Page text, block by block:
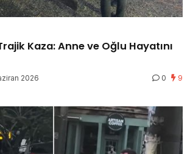
Kaza: Anne ve Oğlu Hayatını
2026 0 9